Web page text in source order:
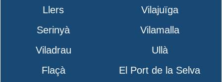
Llers
Vilajuïga
Serinyà
Vilamalla
Viladrau
Ullà
Flaçà
El Port de la Selva